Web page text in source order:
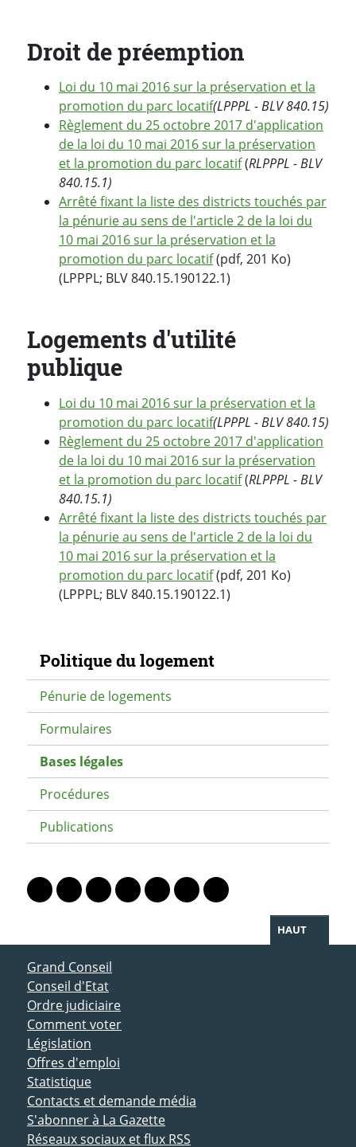
Droit de préemption
Loi du 10 mai 2016 sur la préservation et la
promotion du parc locatif(LPPPL - BLV 840.15)
Règlement du 25 octobre 2017 d'application
de la loi du 10 mai 2016 sur la préservation
et la promotion du parc locatif(RLPPPL - BLV
840.15.1)
Arrêté fixant la liste des districts touchés par
la pénurie au sens de l'article 2 de la loi du
10 mai 2016 sur la préservation et la
promotion du parc locatif(pdf, 201 Ko)
(LPPPL; BLV 840.15.190122.1)
Logements d'utilité
publique
Loi du 10 mai 2016 sur la préservation et la
promotion du parc locatif(LPPPL - BLV 840.15)
Règlement du 25 octobre 2017 d'application
de la loi du 10 mai 2016 sur la préservation
et la promotion du parc locatif(RLPPPL - BLV
840.15.1)
Arrêté fixant la liste des districts touchés par
la pénurie au sens de l'article 2 de la loi du
10 mai 2016 sur la préservation et la
promotion du parc locatif(pdf, 201 Ko)
(LPPPL; BLV 840.15.190122.1)
Navigation secondaire
Politique du logement
Pénurie de logements
Formulaires
Bases légales
Procédures
Publications
Lien vers le profil Mastodon
Lien vers le profil Bluesky
Lien vers le profil Instagram
Lien vers le profil Linkedin
Lien vers le profil Facebook
Lien vers le profil Twitter
Partager par WhatsApp
HAUT
ACCÈS DIRECT
Grand Conseil
Conseil d'Etat
Ordre judiciaire
Comment voter
Législation
Offres d'emploi
Statistique
Contacts et demande média
S'abonner à La Gazette
Réseaux sociaux et flux RSS